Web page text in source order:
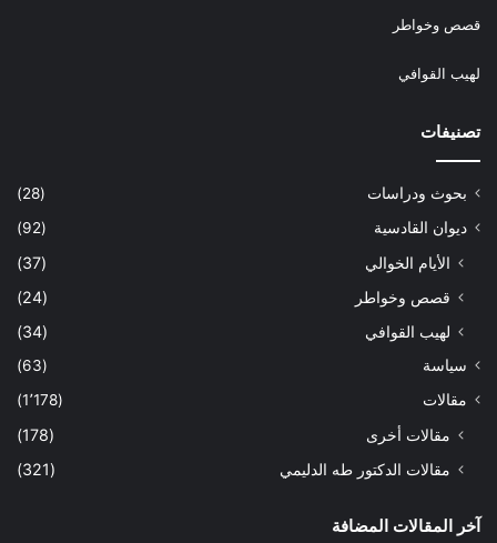
قصص وخواطر
لهيب القوافي
تصنيفات
بحوث ودراسات
(28)
ديوان القادسية
(92)
الأيام الخوالي
(37)
قصص وخواطر
(24)
لهيب القوافي
(34)
سياسة
(63)
مقالات
(1٬178)
مقالات أخرى
(178)
مقالات الدكتور طه الدليمي
(321)
آخر المقالات المضافة